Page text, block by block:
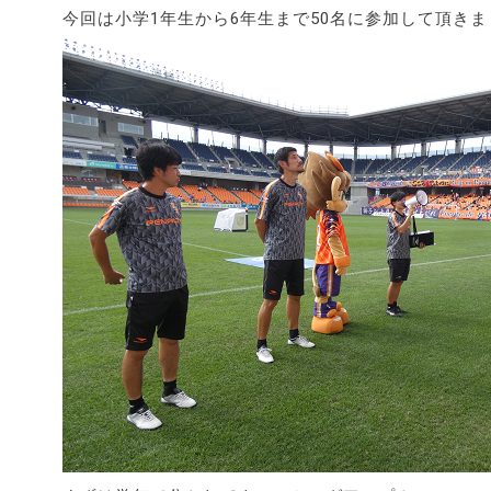
今回は小学1年生から6年生まで50名に参加して頂き